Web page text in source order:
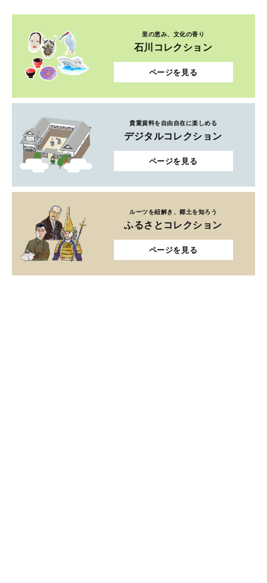
里の恵み、文化の香り
石川コレクション
ページを見る
貴重資料を自由自在に楽しめる
デジタルコレクション
ページを見る
ルーツを紐解き、郷土を知ろう
ふるさとコレクション
ページを見る